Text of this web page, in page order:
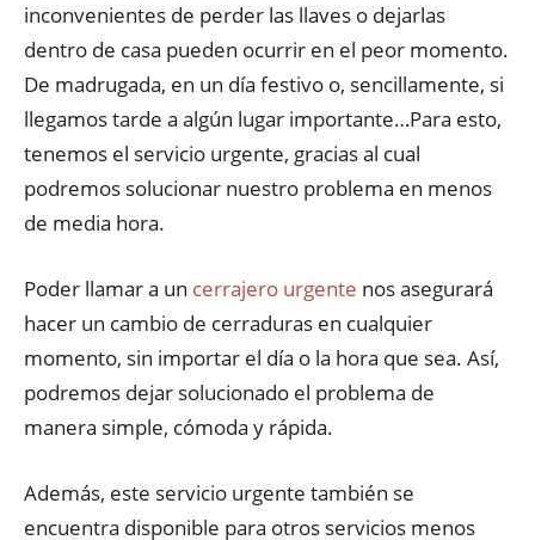
inconvenientes de perder las llaves o dejarlas
dentro de casa pueden ocurrir en el peor momento.
De madrugada, en un día festivo o, sencillamente, si
llegamos tarde a algún lugar importante…Para esto,
tenemos el servicio urgente, gracias al cual
podremos solucionar nuestro problema en menos
de media hora.
Poder llamar a un cerrajero urgente nos asegurará
hacer un cambio de cerraduras en cualquier
momento, sin importar el día o la hora que sea. Así,
podremos dejar solucionado el problema de
manera simple, cómoda y rápida.
Además, este servicio urgente también se
encuentra disponible para otros servicios menos